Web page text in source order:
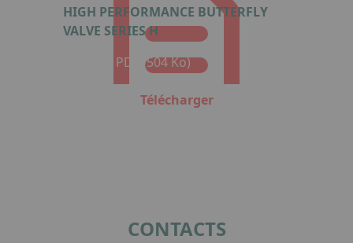
HIGH PERFORMANCE BUTTERFLY
VALVE SERIES H
Format : PDF (504 Ko)
Télécharger
CONTACTS